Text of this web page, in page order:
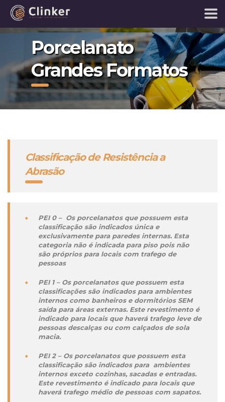
Porcelanato
Grandes Formatos
Classificação de Resistência a
Abrasão
PEI 0 – Os porcelanatos que possuem esta
classificação são indicados única e
exclusivamente para paredes internas. Esta
categoria não é indicada para piso pois não
são próprios para locais com trafego de
pessoas
PEI 1 – Os porcelanatos que possuem esta
classificações são indicados para ambientes
internos como banheiros e dormitórios SEM
saída para áreas externas. Este revestimento é
indicado para locais que haverá trafego leve de
pessoas descalças ou com calçados de sola
macia.
PEI 2 – Os porcelanatos que possuem esta
classificação são indicados para ambientes
internos exceto cozinhas, sacadas e entradas.
Este revestimento é indicado para locais que
haverá trafego médio de pessoas com sapatos.